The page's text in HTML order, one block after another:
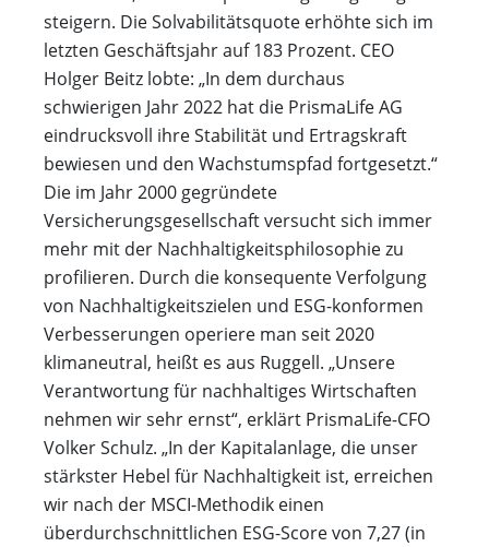
steigern. Die Solvabilitätsquote erhöhte sich im
letzten Geschäftsjahr auf 183 Prozent. CEO
Holger Beitz lobte: „In dem durchaus
schwierigen Jahr 2022 hat die PrismaLife AG
eindrucksvoll ihre Stabilität und Ertragskraft
bewiesen und den Wachstumspfad fortgesetzt.“
Die im Jahr 2000 gegründete
Versicherungsgesellschaft versucht sich immer
mehr mit der Nachhaltigkeitsphilosophie zu
profilieren. Durch die konsequente Verfolgung
von Nachhaltigkeitszielen und ESG-konformen
Verbesserungen operiere man seit 2020
klimaneutral, heißt es aus Ruggell. „Unsere
Verantwortung für nachhaltiges Wirtschaften
nehmen wir sehr ernst“, erklärt PrismaLife-CFO
Volker Schulz. „In der Kapitalanlage, die unser
stärkster Hebel für Nachhaltigkeit ist, erreichen
wir nach der MSCI-Methodik einen
überdurchschnittlichen ESG-Score von 7,27 (in